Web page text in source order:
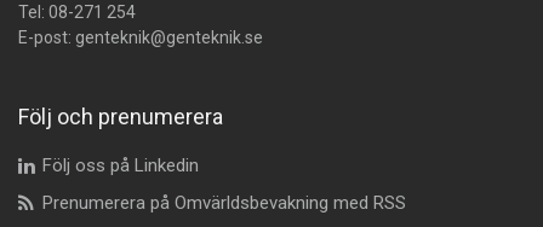
Tel: 08-271 254
E-post: genteknik@genteknik.se
Följ och prenumerera
Följ oss på Linkedin
Prenumerera på Omvärldsbevakning med RSS